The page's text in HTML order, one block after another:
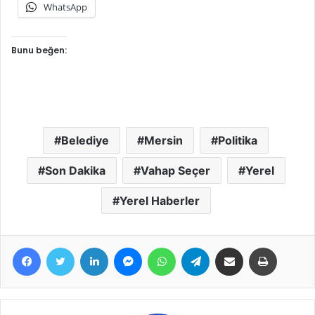
WhatsApp
Bunu beğen:
Belediye Mersin Politika
Son Dakika Vahap Seçer Yerel
Yerel Haberler
FacebookTwitter LinkedIn MessengerWhatsAppTelegram E-Posta ile paylaş